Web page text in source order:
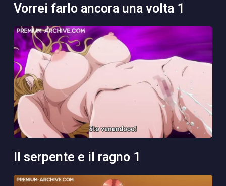
vorrei farlo ancora una volta 1
il serpente e il ragno 1